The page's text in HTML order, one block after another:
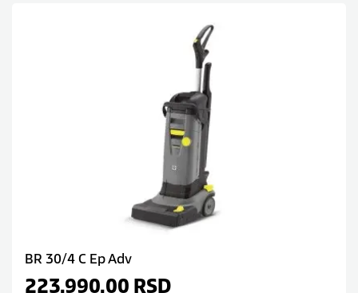
BR 30/4 C Ep Adv
223.990,00 RSD